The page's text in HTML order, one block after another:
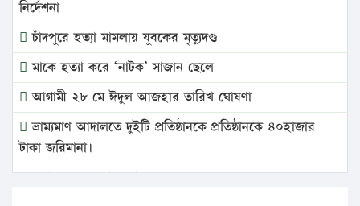
নির্দেশনা
চাঁদপুরে হত্যা মামলায় যুবকের মৃত্যুদণ্ড
মাকে হত্যা করে ‘নাটক’ সাজান ছেলে
আগামী ২৮ মে ঈদুল আজহার তারিখ ঘোষণা
ভ্রাম্যমাণ আদালতে দুইটি প্রতিষ্ঠানকে প্রতিষ্ঠানকে ৪০হাজার
টাকা জরিমানা।
এবার লঞ্চের ভাড়া বাড়ল